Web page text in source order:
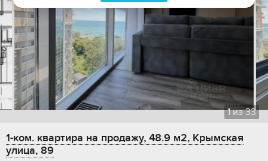
1из33
1-ком. квартира на продажу, 48.9 м2, Крымская
улица, 89